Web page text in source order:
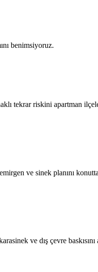
benimsiyoruz.
tekrar riskini apartman
ve sinek planını
ve dış çevre